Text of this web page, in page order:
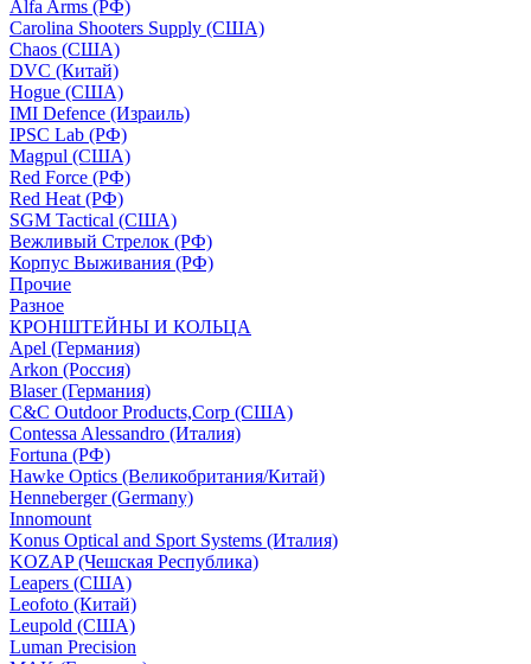
Alfa Arms (РФ)
Carolina Shooters Supply (США)
Chaos (США)
DVC (Китай)
Hogue (США)
IMI Defence (Израиль)
IPSC Lab (РФ)
Magpul (США)
Red Force (РФ)
Red Heat (РФ)
SGM Tactical (США)
Вежливый Стрелок (РФ)
Корпус Выживания (РФ)
Прочие
Разное
КРОНШТЕЙНЫ И КОЛЬЦА
Apel (Германия)
Arkon (Россия)
Blaser (Германия)
C&C Outdoor Products,Corp (США)
Contessa Alessandro (Италия)
Fortuna (РФ)
Hawke Optics (Великобритания/Китай)
Henneberger (Germany)
Innomount
Konus Optical and Sport Systems (Италия)
KOZAP (Чешская Республика)
Leapers (США)
Leofoto (Китай)
Leupold (США)
Luman Precision